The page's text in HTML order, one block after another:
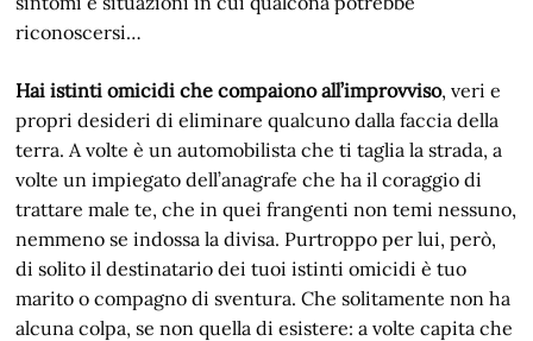
riconoscersi…
Hai istinti omicidi che compaiono all’improvviso, veri e
propri desideri di eliminare qualcuno dalla faccia della
terra. A volte è un automobilista che ti taglia la strada, a
volte un impiegato dell’anagrafe che ha il coraggio di
trattare male te, che in quei frangenti non temi nessuno,
nemmeno se indossa la divisa. Purtroppo per lui, però,
di solito il destinatario dei tuoi istinti omicidi è tuo
marito o compagno di sventura. Che solitamente non ha
alcuna colpa, se non quella di esistere: a volte capita che